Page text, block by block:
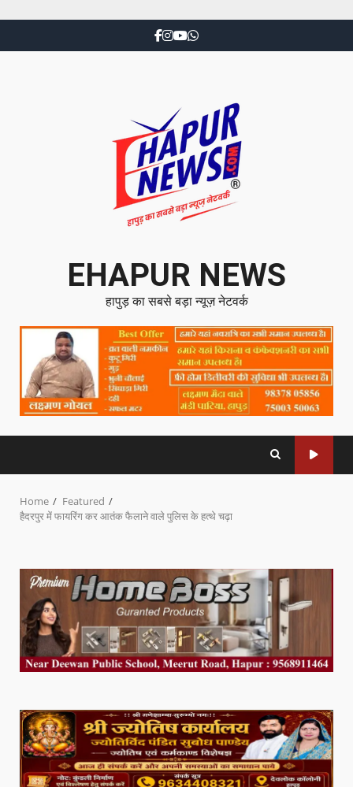
EHAPUR NEWS
हापुड़ का सबसे बड़ा न्यूज़ नेटवर्क
Home
Featured
हैदरपुर में फायरिंग कर आतंक फैलाने वाले पुलिस के हत्थे चढ़ा